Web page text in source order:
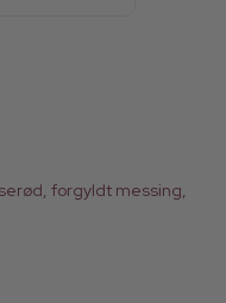
forgyldt messing,